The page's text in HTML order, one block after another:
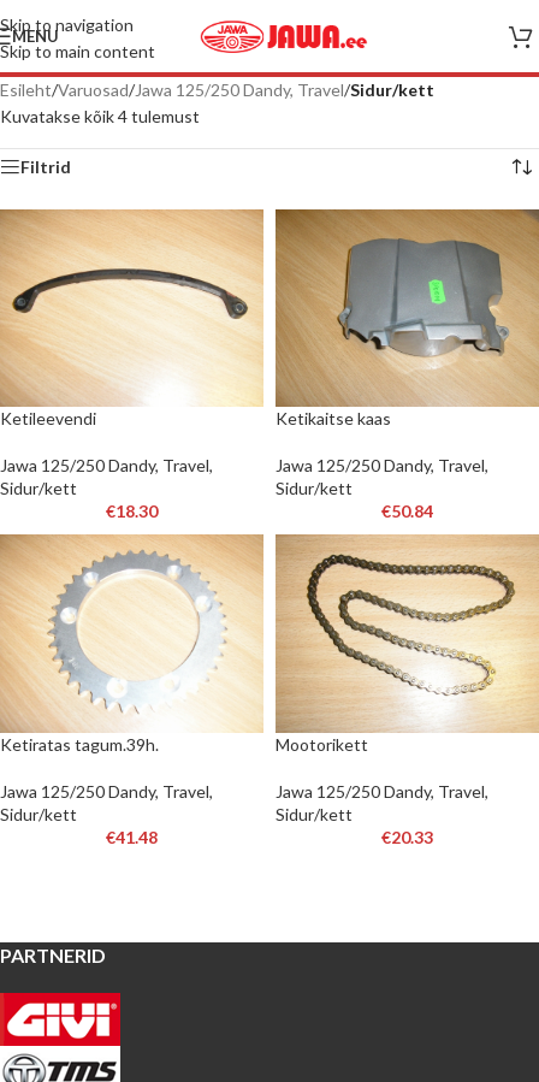
Skip to navigation
Skip to main content
MENU
Esileht/Varuosad/Jawa 125/250 Dandy, Travel/Sidur/kett
Kuvatakse kõik 4 tulemust
Filtrid
Ketileevendi
Jawa 125/250 Dandy, Travel,
Sidur/kett
€18.30
Ketikaitse kaas
Jawa 125/250 Dandy, Travel,
Sidur/kett
€50.84
Ketiratas tagum.39h.
Jawa 125/250 Dandy, Travel,
Sidur/kett
€41.48
Mootorikett
Jawa 125/250 Dandy, Travel,
Sidur/kett
€20.33
PARTNERID